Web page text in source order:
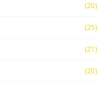
(20)
(25)
(21)
(20)